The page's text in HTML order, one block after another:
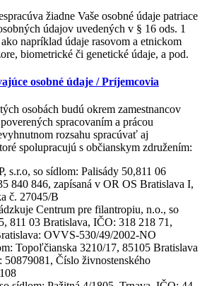
žiadne Vaše osobné údaje patriace
údajov uvedených v § 16 ods. 1
napríklad údaje rasovom a etnickom
biometrické či genetické údaje, a pod.
osobné údaje / Príjemcovia
osobách budú okrem zamestnancov
spracovaním a prácou
rozsahu spracúvať aj
spolupracujú s občianskym združením:
s.r.o, so sídlom: Palisády 50,811 06
840 846, zapísaná v OR OS Bratislava I,
č. 27045/B
Centrum pre filantropiu, n.o., so
811 03 Bratislava, IČO: 318 218 71,
OVVS-530/49/2002-NO
Topoľčianska 3210/17, 85105 Bratislava
50879081, Číslo živnostenského